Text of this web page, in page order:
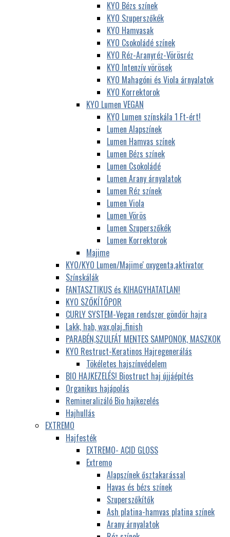
KYO Bézs színek
KYO Szuperszőkék
KYO Hamvasak
KYO Csokoládé színek
KYO Réz-Aranyréz-Vörösréz
KYO Intenzív vörösek
KYO Mahagóni és Viola árnyalatok
KYO Korrektorok
KYO Lumen VEGAN
KYO Lumen színskála 1 Ft-ért!
Lumen Alapszínek
Lumen Hamvas színek
Lumen Bézs színek
Lumen Csokoládé
Lumen Arany árnyalatok
Lumen Réz színek
Lumen Viola
Lumen Vörös
Lumen Szuperszőkék
Lumen Korrektorok
Majime
KYO/KYO Lumen/Majime' oxygenta,aktivator
Színskálák
FANTASZTIKUS és KIHAGYHATATLAN!
KYO SZŐKÍTŐPOR
CURLY SYSTEM-Vegan rendszer göndör hajra
Lakk, hab, wax,olaj..finish
PARABÉN,SZULFÁT MENTES SAMPONOK, MASZKOK
KYO Restruct-Keratinos Hajregenerálás
Tökéletes hajszínvédelem
BIO HAJKEZELÉS! Biostruct haj újjáépítés
Organikus hajápolás
Remineralizáló Bio hajkezelés
Hajhullás
EXTREMO
Hajfesték
EXTREMO- ACID GLOSS
Extremo
Alapszínek ősztakarással
Havas és bézs színek
Szuperszőkítők
Ash platina-hamvas platina színek
Arany árnyalatok